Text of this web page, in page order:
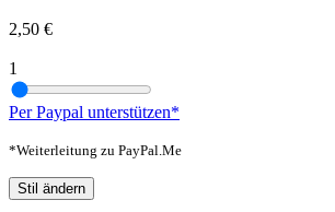
2,50 €
1
Per Paypal unterstützen*
*Weiterleitung zu PayPal.Me
Stil ändern